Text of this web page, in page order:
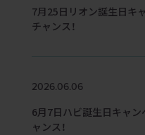
7月25日リオン誕生日キ
チャンス！
2026.06.06
6月7日ハビ誕生日キャン
ャンス！